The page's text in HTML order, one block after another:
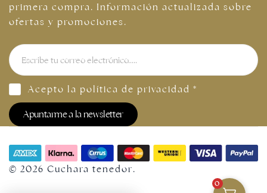
primera compra. Información actualizada sobre
ofertas y promociones.
Acepto la política de privacidad *
Apuntarme a la newsletter
© 2026 Cuchara tenedor.
0